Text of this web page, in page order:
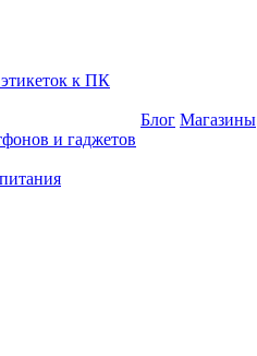
к ПК
и гаджетов
Блог Магазины